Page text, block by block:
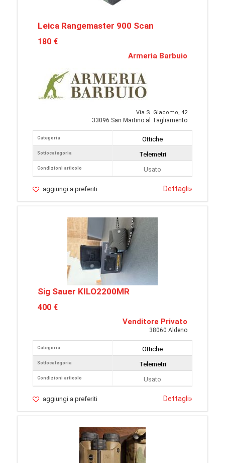
Leica Rangemaster 900 Scan
180 €
Armeria Barbuio
Via S. Giacomo, 42
33096 San Martino al Tagliamento
Categoria
Sottocategoria
Condizioni articolo
Ottiche
Telemetri
Usato
aggiungi a preferiti Dettagli»
Sig Sauer KILO2200MR
400 €
Venditore Privato
38060 Aldeno
Categoria
Sottocategoria
Condizioni articolo
Ottiche
Telemetri
Usato
aggiungi a preferiti Dettagli»